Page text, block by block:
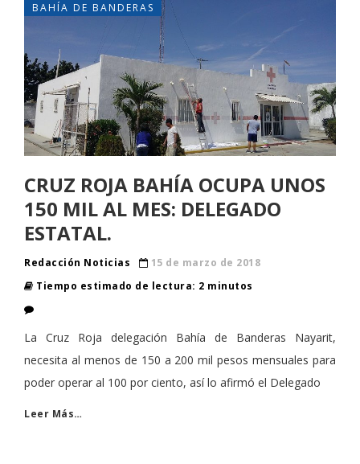
BAHÍA DE BANDERAS
CRUZ ROJA BAHÍA OCUPA UNOS
150 MIL AL MES: DELEGADO
ESTATAL.
Redacción Noticias
15 de marzo de 2018
Tiempo estimado de lectura: 2 minutos
La Cruz Roja delegación Bahía de Banderas Nayarit,
necesita al menos de 150 a 200 mil pesos mensuales para
poder operar al 100 por ciento, así lo afirmó el Delegado
Leer Más…